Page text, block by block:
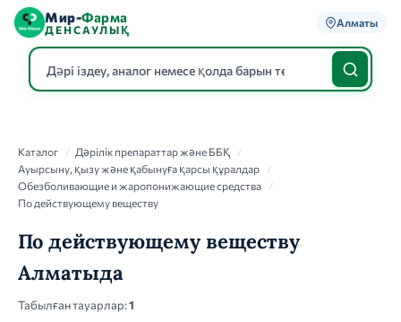
Мир-Фарма
ДЕНСАУЛЫҚ
Алматы
Каталог / Дәрілік препараттар және ББҚ
/
Ауырсыну, қызу және қабынуға қарсы құралдар
/
Обезболивающие и жаропонижающие средства
/
По действующему веществу
По действующему веществу
Алматыда
Табылған тауарлар:1